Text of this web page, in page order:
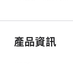
產品資訊